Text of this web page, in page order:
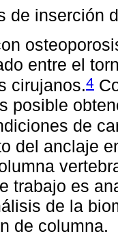
de inserción
entre el
cirujanos.4
posible
de
del anclaje
trabajo es
de la
de columna.